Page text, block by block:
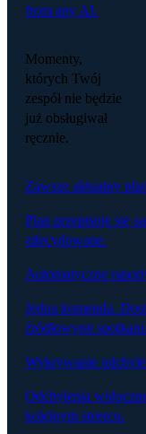
from any AI.
Momenty,
których Twój
zespół nie będzie
już obsługiwał
ręcznie.
Zawsze aktualny
Plan przepisuje się
zdecydowane.
Automatyczne
Jedna komenda.
źródłowymi
Wykrywanie
Odchylenia
kolejnym steerco.